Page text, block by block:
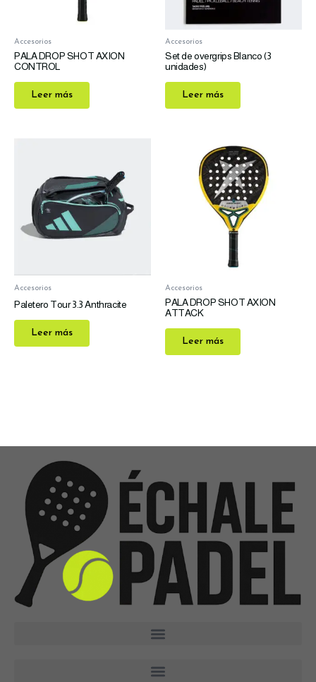
Accesorios
PALA DROP SHOT AXION
CONTROL
Leer más
Accesorios
Set de overgrips Blanco (3
unidades)
Leer más
Accesorios
Paletero Tour 3.3 Anthracite
Leer más
Accesorios
PALA DROP SHOT AXION
ATTACK
Leer más